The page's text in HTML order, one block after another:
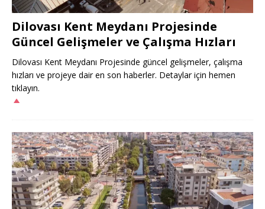
Dilovası Kent Meydanı Projesinde
Güncel Gelişmeler ve Çalışma Hızları
Dilovası Kent Meydanı Projesinde güncel gelişmeler, çalışma
hızları ve projeye dair en son haberler. Detaylar için hemen
tıklayın.